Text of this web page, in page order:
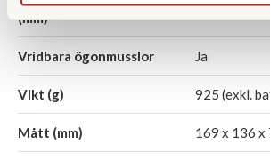
(mm)
Vridbara ögonmusslor Ja
Vikt (g) 925 (exkl.
Mått (mm) 169 x 136 x